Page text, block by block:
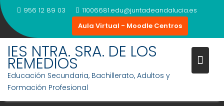
Saltar
al
contenido
956 12 89 03
11006681.edu@juntadeandalucia.es
Aula Virtual - Moodle Centros
IES NTRA. SRA. DE LOS
REMEDIOS
Educación Secundaria, Bachillerato, Adultos y
Formación Profesional